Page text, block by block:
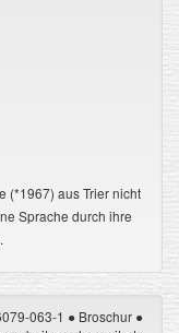
(*1967) aus Trier nicht
Sprache durch ihre
063-1 ● Broschur ●